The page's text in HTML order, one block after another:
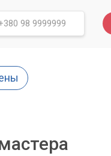
прирост
Мастер»